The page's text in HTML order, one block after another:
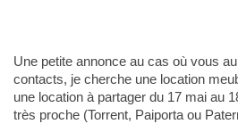
Une petite annonce au cas où vous
contacts, je cherche une location
une location à partager du 17 mai au
très proche (Torrent, Paiporta ou